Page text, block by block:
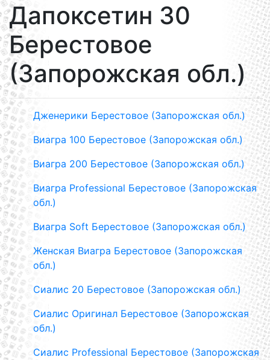
Дапоксетин 30
Берестовое
(Запорожская обл.)
Дженерики Берестовое (Запорожская обл.)
Виагра 100 Берестовое (Запорожская обл.)
Виагра 200 Берестовое (Запорожская обл.)
Виагра Professional Берестовое (Запорожская
обл.)
Виагра Soft Берестовое (Запорожская обл.)
Женская Виагра Берестовое (Запорожская
обл.)
Сиалис 20 Берестовое (Запорожская обл.)
Сиалис Оригинал Берестовое (Запорожская
обл.)
Сиалис Professional Берестовое (Запорожская